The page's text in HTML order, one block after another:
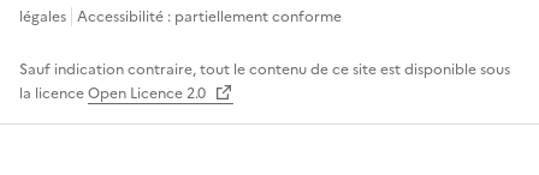
légales Accessibilité : partiellement conforme
Sauf indication contraire, tout le contenu de ce site est disponible sous
la licenceOpen Licence 2.0